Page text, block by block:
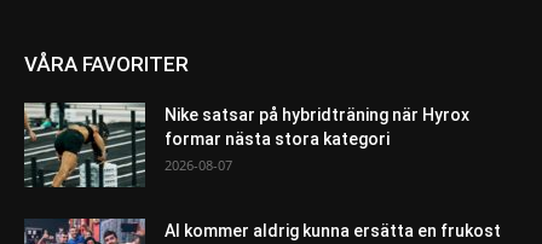
VÅRA FAVORITER
Nike satsar på hybridträning när Hyrox
formar nästa stora kategori
2026-08-07
AI kommer aldrig kunna ersätta en frukost